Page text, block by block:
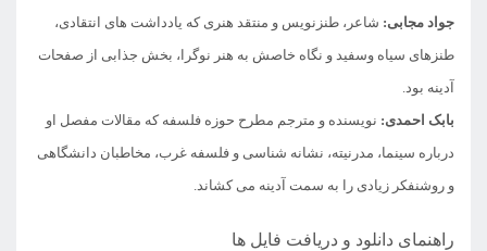
جواد مجابی: شاعر، طنزنویس و منتقد هنری که یادداشت های انتقادی،
طنزهای سیاه وسفید و نگاه خاصش به هنر نوگرا، بخش جذابی از صفحات
آدینه بود.
بابک احمدی: نویسنده و مترجم مطرح حوزه فلسفه که مقالات مفصل او
درباره سینما، مدرنیته، نشانه شناسی و فلسفه غرب، مخاطبان دانشگاهی
و روشنفکر زیادی را به سمت آدینه می کشاند.
راهنمای دانلود و دریافت فایل ها